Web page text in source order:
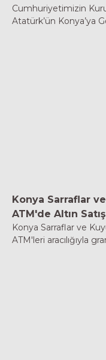
Cumhuriyetimizin
Atatürk’ün Konya’ya
Konya Sarraflar
ATM'de Altın
Konya Sarraflar ve
ATM'leri aracılığıyla